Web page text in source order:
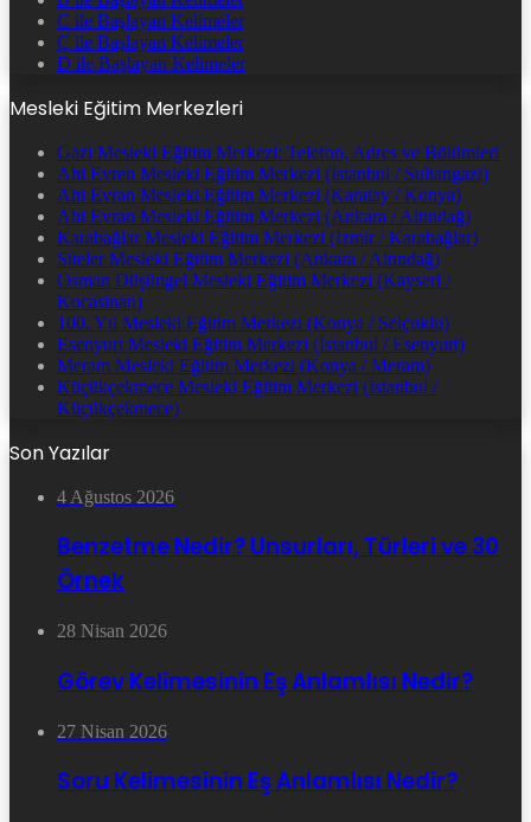
C ile Başlayan Kelimeler
Ç ile Başlayan Kelimeler
D ile Başlayan Kelimeler
Mesleki Eğitim Merkezleri
Gazi Mesleki Eğitim Merkezi: Telefon, Adres ve Bölümleri
Ahi Evren Mesleki Eğitim Merkezi (İstanbul / Sultangazi)
Ahi Evran Mesleki Eğitim Merkezi (Karatay / Konya)
Ahi Evran Mesleki Eğitim Merkezi (Ankara / Altındağ)
Karabağlar Mesleki Eğitim Merkezi (İzmir / Karabağlar)
Siteler Mesleki Eğitim Merkezi (Ankara / Altındağ)
Osman Düşüngel Mesleki Eğitim Merkezi (Kayseri /
Kocasinan)
100. Yıl Mesleki Eğitim Merkezi (Konya / Selçuklu)
Esenyurt Mesleki Eğitim Merkezi (İstanbul / Esenyurt)
Meram Mesleki Eğitim Merkezi (Konya / Meram)
Küçükçekmece Mesleki Eğitim Merkezi (İstanbul /
Küçükçekmece)
Son Yazılar
4 Ağustos 2026
Benzetme Nedir? Unsurları, Türleri ve 30
Örnek
28 Nisan 2026
Görev Kelimesinin Eş Anlamlısı Nedir?
27 Nisan 2026
Soru Kelimesinin Eş Anlamlısı Nedir?